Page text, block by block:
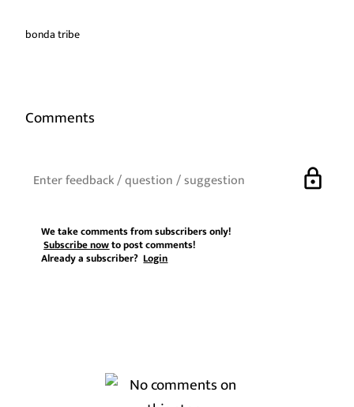
bonda tribe
Comments
lock
We take comments from subscribers only!
Subscribe nowto post comments!
Already a subscriber?Login